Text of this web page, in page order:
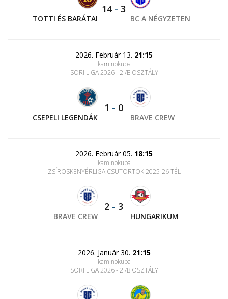
TOTTI ÉS BARÁTAI
14- 3
BC A NÉGYZETEN
2026. Február 13. 21:15
kaminokupa
SORI LIGA 2026 - 2./B OSZTÁLY
CSEPELI LEGENDÁK
1 - 0
BRAVE CREW
2026. Február 05. 18:15
kaminokupa
ZSÍROSKENYÉRLIGA CSÜTÖRTÖK 2025-26 TÉL
BRAVE CREW
2 - 3
HUNGARIKUM
2026. Január 30. 21:15
kaminokupa
SORI LIGA 2026 - 2./B OSZTÁLY